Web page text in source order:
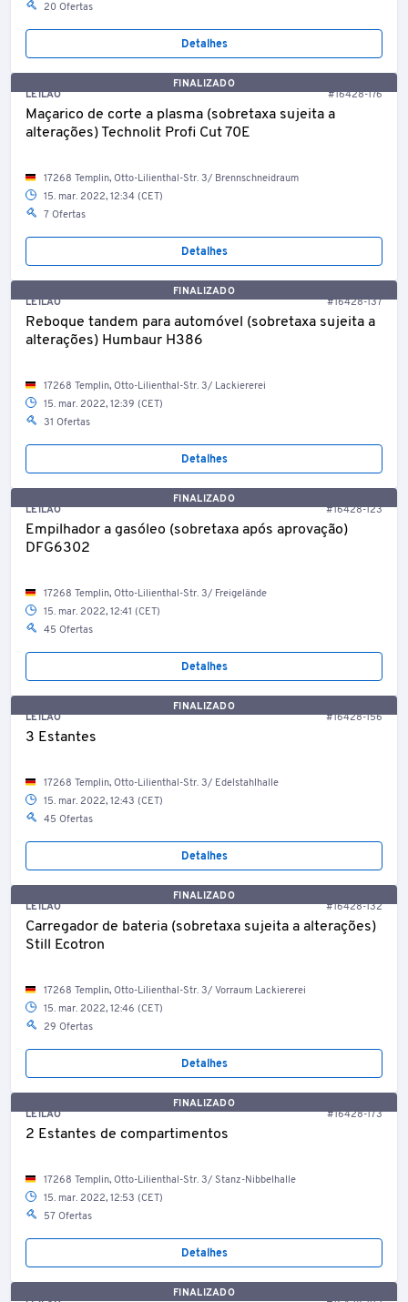
20 Ofertas
Detalhes
FINALIZADO
LEILÃO
#16428-176
Maçarico de corte a plasma (sobretaxa sujeita a
alterações) Technolit Profi Cut 70E
17268 Templin, Otto-Lilienthal-Str. 3/ Brennschneidraum
15. mar. 2022, 12:34 (CET)
7 Ofertas
Detalhes
FINALIZADO
LEILÃO
#16428-137
Reboque tandem para automóvel (sobretaxa sujeita a
alterações) Humbaur H386
17268 Templin, Otto-Lilienthal-Str. 3/ Lackiererei
15. mar. 2022, 12:39 (CET)
31 Ofertas
Detalhes
FINALIZADO
LEILÃO
#16428-123
Empilhador a gasóleo (sobretaxa após aprovação)
DFG6302
17268 Templin, Otto-Lilienthal-Str. 3/ Freigelände
15. mar. 2022, 12:41 (CET)
45 Ofertas
Detalhes
FINALIZADO
LEILÃO
#16428-156
3 Estantes
17268 Templin, Otto-Lilienthal-Str. 3/ Edelstahlhalle
15. mar. 2022, 12:43 (CET)
45 Ofertas
Detalhes
FINALIZADO
LEILÃO
#16428-132
Carregador de bateria (sobretaxa sujeita a alterações)
Still Ecotron
17268 Templin, Otto-Lilienthal-Str. 3/ Vorraum Lackiererei
15. mar. 2022, 12:46 (CET)
29 Ofertas
Detalhes
FINALIZADO
LEILÃO
#16428-173
2 Estantes de compartimentos
17268 Templin, Otto-Lilienthal-Str. 3/ Stanz-Nibbelhalle
15. mar. 2022, 12:53 (CET)
57 Ofertas
Detalhes
FINALIZADO